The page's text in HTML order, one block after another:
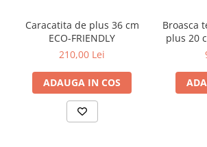
Caracatita de plus 36 cm
ECO-FRIENDLY
210,00 Lei
ADAUGA IN COS
Broasca
plus 20